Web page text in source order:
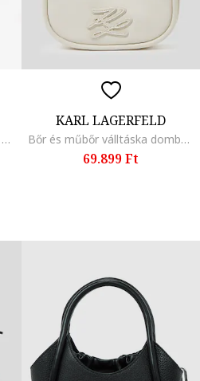
Keresztpántos műbőr táska, Halványsárga
KARL LAGERFELD
Bőr és műbőr válltáska domború logóval, Törtfehér
69.899 Ft